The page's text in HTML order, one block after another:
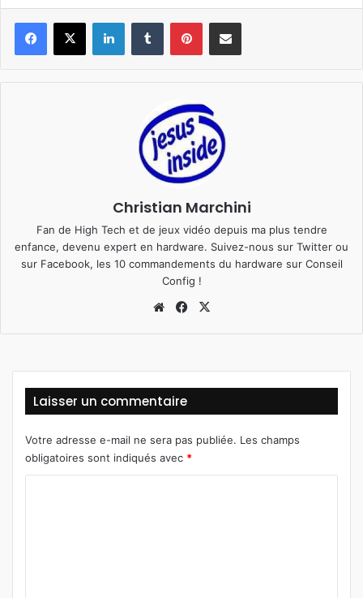
Christian Marchini
Fan de High Tech et de jeux vidéo depuis ma plus tendre
enfance, devenu expert en hardware. Suivez-nous sur Twitter ou
sur Facebook, les 10 commandements du hardware sur Conseil
Config !
We
Fa
Laisser un commentaire
Votre adresse e-mail ne sera pas publiée. Les champs
obligatoires sont indiqués avec *